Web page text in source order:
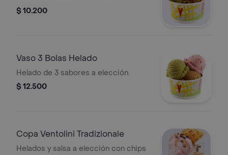
$ 10.200
Vaso 3 Bolas Helado
Helado de 3 sabores a elección.
$ 12.500
Copa Ventolini Tradizionale
Helados y salsa a elección con chips